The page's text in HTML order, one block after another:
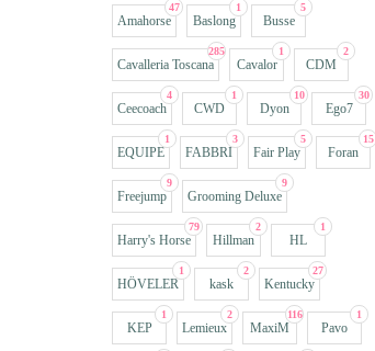
47
Amahorse
1
Baslong
5
Busse
285
Cavalleria Toscana
1
Cavalor
2
CDM
4
Ceecoach
1
CWD
10
Dyon
30
Ego7
1
EQUIPE
3
FABBRI
5
Fair Play
15
Foran
9
Freejump
9
Grooming Deluxe
79
Harry's Horse
2
Hillman
1
HL
1
HÖVELER
2
kask
27
Kentucky
1
KEP
2
Lemieux
116
MaxiM
1
Pavo